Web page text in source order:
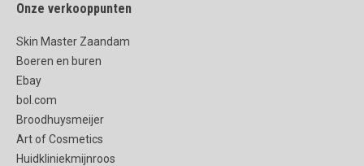
Onze verkooppunten
Skin Master Zaandam
Boeren en buren
Ebay
bol.com
Broodhuysmeijer
Art of Cosmetics
Huidkliniekmijnroos